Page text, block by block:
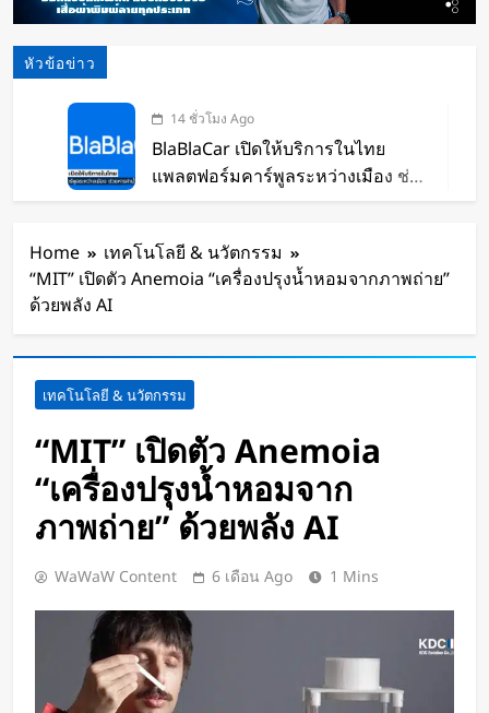
หัวข้อข่าว
14 ชั่วโมง Ago
BlaBlaCar เปิดให้บริการในไทย
แพลตฟอร์มคาร์พูลระหว่างเมือง ช่วย
กวาดรายได้มากขึ้น 6 เท่า
เข้าแอป เปลี่ยนแฟนคลับให้เป็นผู้
สร้างคอนเทนต์
18 ชั่วโมง Ago
ทีมนักศึกษาจากเนเธอร์แลนด์เปิดตัว
Stella Juva รถพยาบาลพลังงานแสง
อาทิตย์คันแรกของโลก วิ่งไกลกว่า
700 กม.
2 วัน Ago
เปิดตัว CMF Clip Pro หูฟังคลิปหนีบหู
รุ่นแรก! มาพร้อม Smart Dial บนเคส
ชั่วโมง
Spotify เพิ่มโหมดวิ่งใหม่ ปรับเพลง
ตามความเร็วและรูปแบบการฝึก
2 วัน Ago
Meta Horizon+ จับมือ Xbox Game
Pass เปลี่ยนแว่น Meta Quest ให้
Home
เทคโนโลยี & นวัตกรรม
“MIT” เปิดตัว Anemoia “เครื่องปรุงน้ำหอมจากภาพถ่าย”
ด้วยพลัง AI
เทคโนโลยี & นวัตกรรม
“MIT” เปิดตัว Anemoia
“เครื่องปรุงน้ำหอมจาก
ภาพถ่าย” ด้วยพลัง AI
WaWaW Content 6 เดือน Ago 1 Mins